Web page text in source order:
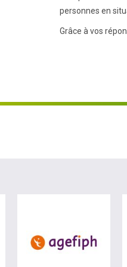
personnes en
Grâce à vos
visiter les site de Ministère du